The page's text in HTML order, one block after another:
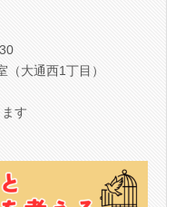
大通西1丁目）
す